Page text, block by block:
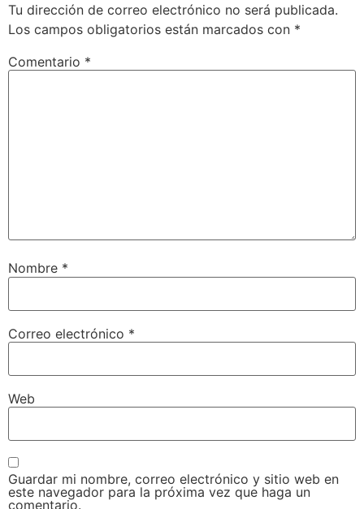
Tu dirección de correo electrónico no será publicada.
Los campos obligatorios están marcados con *
Comentario *
Nombre *
Correo electrónico *
Web
Guardar mi nombre, correo electrónico y sitio web en
este navegador para la próxima vez que haga un
comentario.